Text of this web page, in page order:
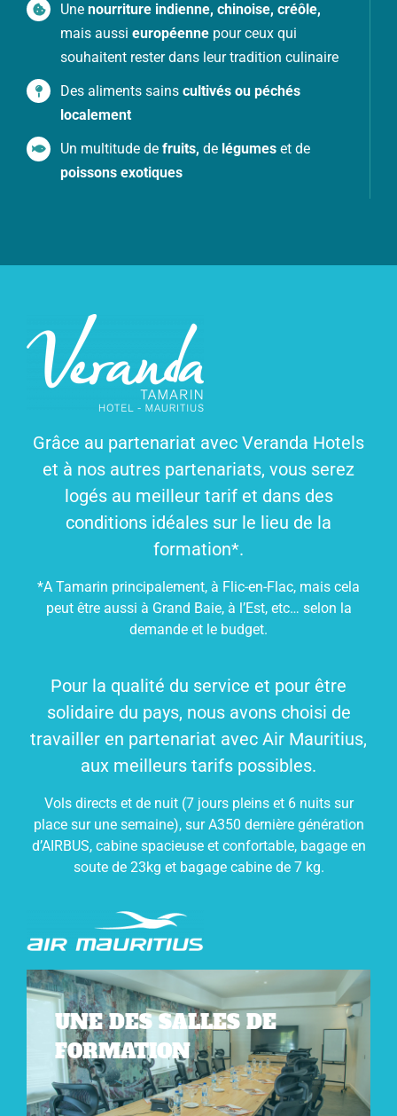
Une nourriture indienne, chinoise, créôle,
mais aussieuropéenne pour ceux qui
souhaitent rester dans leur tradition culinaire
Des aliments sains cultivés ou péchés
localement
Un multitude defruits, de légumes et de
poissons exotiques
Grâce au partenariat avec Veranda Hotels
et à nos autres partenariats, vous serez
logés au meilleur tarif et dans des
conditions idéales sur le lieu de la
formation*.
*A Tamarin principalement, à Flic-en-Flac, mais cela
peut être aussi à Grand Baie, à l’Est, etc… selon la
demande et le budget.
Pour la qualité du service et pour être
solidaire du pays, nous avons choisi de
travailler en partenariat avec Air Mauritius,
aux meilleurs tarifs possibles.
Vols directs et de nuit (7 jours pleins et 6 nuits sur
place sur une semaine), sur A350 dernière génération
d’AIRBUS, cabine spacieuse et confortable, bagage en
soute de 23kg et bagage cabine de 7 kg.
UNE DES SALLES DE
FORMATION